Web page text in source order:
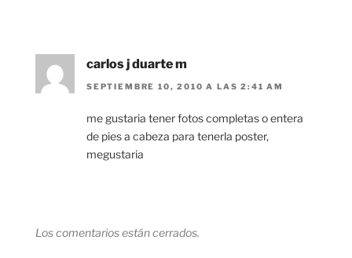
carlos j duarte m
SEPTIEMBRE 10, 2010 A LAS 2:41 AM
me gustaria tener fotos completas o entera
de pies a cabeza para tenerla poster,
megustaria
Los comentarios están cerrados.